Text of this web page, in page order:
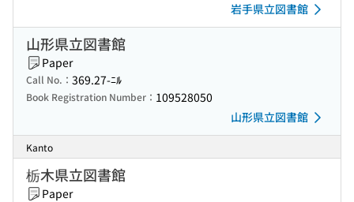
岩手県立図書館
山形県立図書館
Paper
Call No.： 369.27-ﾆﾙ
Book Registration Number： 109528050
山形県立図書館
Kanto
栃木県立図書館
Paper